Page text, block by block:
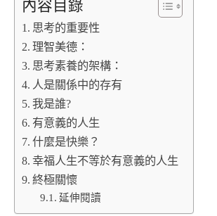
內容目錄
思考的重要性
理智美德：
思考素養的架構：
人是關係中的存有
我是誰?
有意義的人生
什麼是快樂？
幸福人生不等於有意義的人生
終極關懷
延伸閱讀